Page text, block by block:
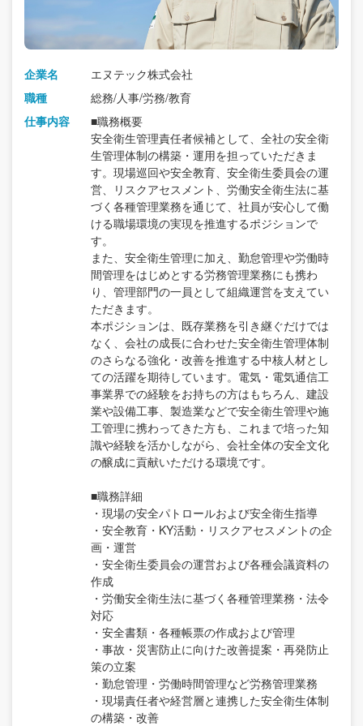
企業名
エヌテック株式会社
職種
総務/人事/労務/教育
仕事内容
■職務概要
安全衛生管理責任者候補として、全社の安全衛
生管理体制の構築・運用を担っていただきま
す。現場巡回や安全教育、安全衛生委員会の運
営、リスクアセスメント、労働安全衛生法に基
づく各種管理業務を通じて、社員が安心して働
ける職場環境の実現を推進するポジションで
す。
また、安全衛生管理に加え、勤怠管理や労働時
間管理をはじめとする労務管理業務にも携わ
り、管理部門の一員として組織運営を支えてい
ただきます。
本ポジションは、既存業務を引き継ぐだけでは
なく、会社の成長に合わせた安全衛生管理体制
のさらなる強化・改善を推進する中核人材とし
ての活躍を期待しています。電気・電気通信工
事業界での経験をお持ちの方はもちろん、建設
業や設備工事、製造業などで安全衛生管理や施
工管理に携わってきた方も、これまで培った知
識や経験を活かしながら、会社全体の安全文化
の醸成に貢献いただける環境です。
■職務詳細
・現場の安全パトロールおよび安全衛生指導
・安全教育・KY活動・リスクアセスメントの企
画・運営
・安全衛生委員会の運営および各種会議資料の
作成
・労働安全衛生法に基づく各種管理業務・法令
対応
・安全書類・各種帳票の作成および管理
・事故・災害防止に向けた改善提案・再発防止
策の立案
・勤怠管理・労働時間管理など労務管理業務
・現場責任者や経営層と連携した安全衛生体制
の構築・改善